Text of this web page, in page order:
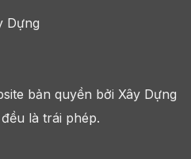
Dựng
bản quyền bởi Xây Dựng
là trái phép.